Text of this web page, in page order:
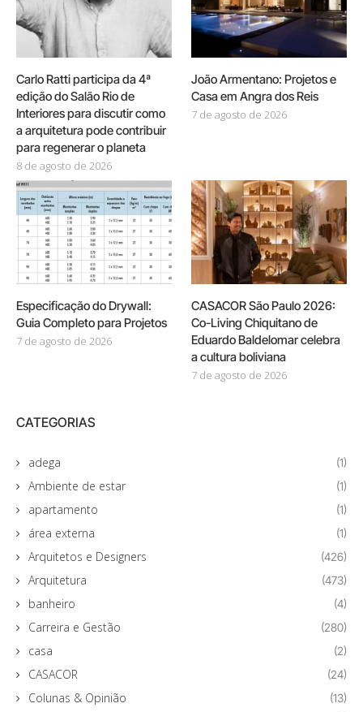
Carlo Ratti participa da 4ª
edição do Salão Rio de
Interiores para discutir como
a arquitetura pode contribuir
para regenerar o planeta
8 de agosto de 2026
João Armentano: Projetos e
Casa em Angra dos Reis
7 de agosto de 2026
Especificação do Drywall:
Guia Completo para Projetos
7 de agosto de 2026
CASACOR São Paulo 2026:
Co-Living Chiquitano de
Eduardo Baldelomar celebra
a cultura boliviana
7 de agosto de 2026
CATEGORIAS
adega (1)
Ambiente de estar (1)
apartamento (1)
área externa (1)
Arquitetos e Designers (426)
Arquitetura (473)
banheiro (4)
Carreira e Gestão (280)
casa (2)
CASACOR (24)
Colunas & Opinião (13)